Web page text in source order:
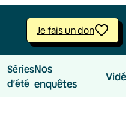
Je fais un don
Séries
d’été
Nos
enquêtes